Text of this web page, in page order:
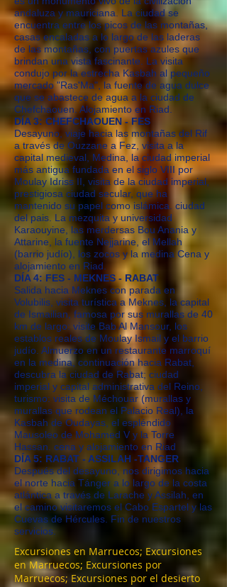
andaluza y mauriciana. La ciudad se
encuentra entre los picos de las montañas,
casas encaladas a lo largo de las laderas
de las montañas, con puertas azules que
brindan una vista fascinante. La visita
condujo por la estrecha Kasbah al pequeño
mercado "Ras'Ma", la fuente de agua dulce
que se abastece de agua a la ciudad de
Chefchaouen. Alojamiento en Riad.
DÍA 3: CHEFCHAOUEN - FES
Desayuno, viaje hacia las montañas del Rif
a través de Ouzzane a Fez, visita a la
capital medieval, Medina, la ciudad imperial
más antigua fundada en el siglo VIII por
Moulay Idriss II, visita de la ciudad imperial,
prestigiosa ciudad secular, que ha
mantenido su papel como islámica. ciudad
del pais. La mezquita y universidad
Karaouyine, las merdersas Bou Anania y
Attarine, la fuente Nejjarine, el Mellah
(barrio judío), los zocos y la medina Cena y
alojamiento en Riad.
DÍA 4: FES - MEKNES - RABAT
Salida hacia Meknes con parada en
Volubilis, visita turística a Meknes, la capital
de Ismailian, famosa por sus murallas de 40
km de largo: visite Bab Al Mansour, los
establos reales de Moulay Ismail y el barrio
judío. Almuerzo en un restaurante marroquí
en la medina, continuación hacia Rabat,
descubra la ciudad de Rabat; ciudad
imperial y capital administrativa del Reino,
turismo: visita de Méchouar (murallas y
murallas que rodean el Palacio Real), la
Kasbah de Oudayas, el espléndido
Mausoleo de Mohamed V y la Torre
Hassan. cena y alojamiento en Riad
DÍA 5: RABAT - ASSILAH -TANGER
Después del desayuno, nos dirigimos hacia
el norte hacia Tánger a lo largo de la costa
atlántica a través de Larache y Assilah, en
el camino visitaremos el Cabo Espartel y las
Cuevas de Hércules. Fin de nuestros
servicios.
Excursiones en Marruecos; Excursiones
en Marruecos; Excursiones por
Marruecos; Excursiones por el desierto